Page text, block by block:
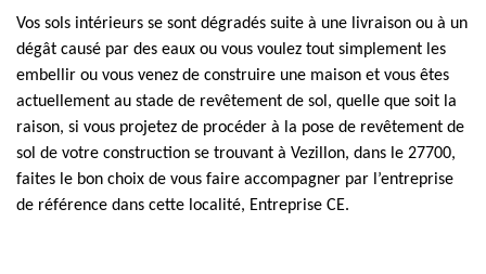
Vos sols intérieurs se sont dégradés suite à une livraison ou à un
dégât causé par des eaux ou vous voulez tout simplement les
embellir ou vous venez de construire une maison et vous êtes
actuellement au stade de revêtement de sol, quelle que soit la
raison, si vous projetez de procéder à la pose de revêtement de
sol de votre construction se trouvant à Vezillon, dans le 27700,
faites le bon choix de vous faire accompagner par l’entreprise
de référence dans cette localité, Entreprise CE.